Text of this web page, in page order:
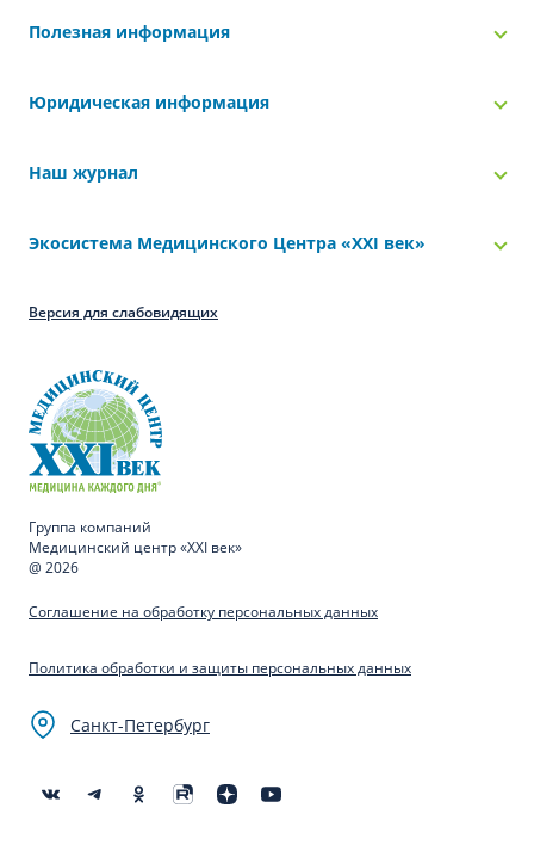
Полезная информация
Юридическая информация
Наш журнал
Экосистема Медицинского Центра «‎XXI век»
Версия для слабовидящих
Группа компаний
Медицинский центр «XXI век»
@ 2026
Соглашение на обработку персональных данных
Политика обработки и защиты персональных данных
Санкт-Петербург